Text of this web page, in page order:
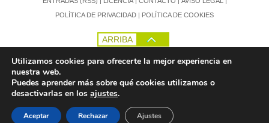
POLÍTICA DE PRIVACIDAD | POLÍTICA DE COOKIES
ARRIBA
Utilizamos cookies para ofrecerte la mejor experiencia en
nuestra web.
Puedes aprender más sobre qué cookies utilizamos o
desactivarlas en los ajustes.
Aceptar Rechazar Ajustes